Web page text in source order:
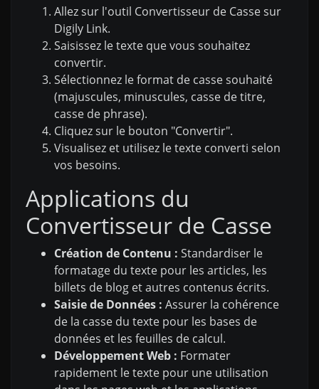
Allez sur l'outil Convertisseur de Casse sur
Digily Link.
Saisissez le texte que vous souhaitez
convertir.
Sélectionnez le format de casse souhaité
(majuscules, minuscules, casse de titre,
casse de phrase).
Cliquez sur le bouton "Convertir".
Visualisez et utilisez le texte converti selon
vos besoins.
Applications du
Convertisseur de Casse
Création de Contenu : Standardiser le
formatage du texte pour les articles, les
billets de blog et autres contenus écrits.
Saisie de Données : Assurer la cohérence
de la casse du texte pour les bases de
données et les feuilles de calcul.
Développement Web : Formater
rapidement le texte pour une utilisation